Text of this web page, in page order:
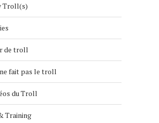
Troll(s)
de troll
fait pas le troll
du Troll
Training